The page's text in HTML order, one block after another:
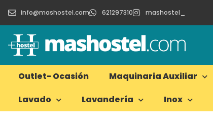
info@mashostel.com 621297310 mashostel_
Outlet- Ocasión Maquinaria Auxiliar
Lavado
Lavandería Inox